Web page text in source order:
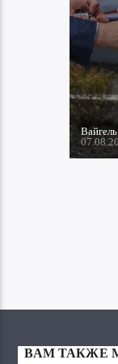
Вайгель
ВАМ ТАКЖЕ